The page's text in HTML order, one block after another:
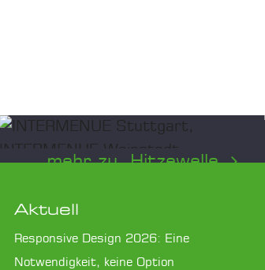
Europa: Was sie
über Online-
Marketing und
mehr zu Hitzewelle ...
Aktuell
Responsive Design 2026: Eine
Notwendigkeit, keine Option